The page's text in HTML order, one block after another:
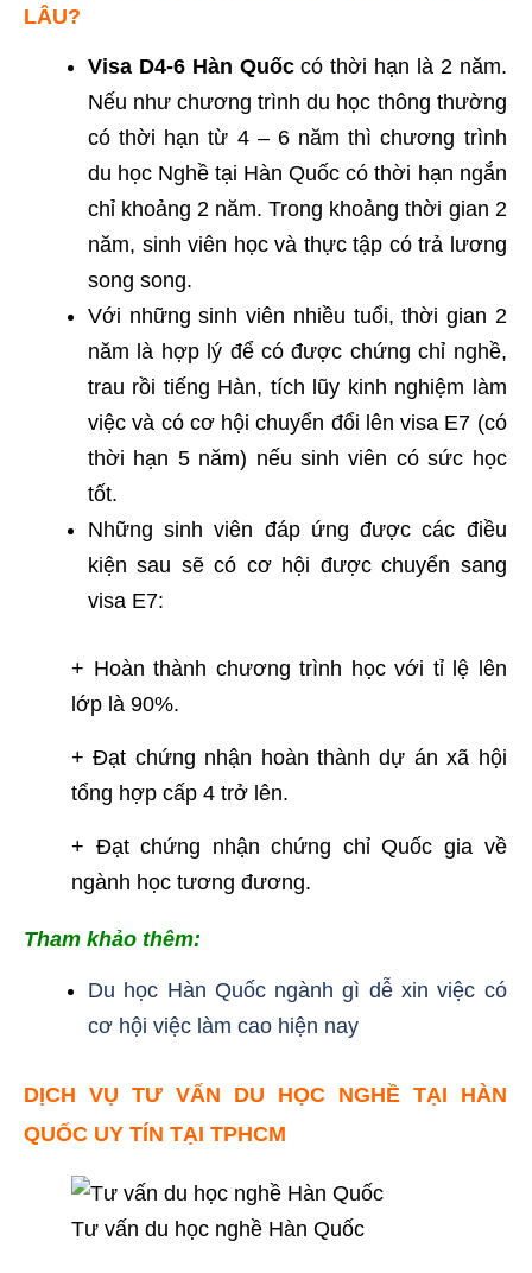
LÂU?
Visa D4-6 Hàn Quốccó thời hạn là 2 năm.
Nếu như chương trình du học thông thường
có thời hạn từ 4 – 6 năm thì chương trình
du học Nghề tại Hàn Quốc có thời hạn ngắn
chỉ khoảng 2 năm. Trong khoảng thời gian 2
năm, sinh viên học và thực tập có trả lương
song song.
Với những sinh viên nhiều tuổi, thời gian 2
năm là hợp lý để có được chứng chỉ nghề,
trau rồi tiếng Hàn, tích lũy kinh nghiệm làm
việc và có cơ hội chuyển đổi lên visa E7 (có
thời hạn 5 năm) nếu sinh viên có sức học
tốt.
Những sinh viên đáp ứng được các điều
kiện sau sẽ có cơ hội được chuyển sang
visa E7:
+ Hoàn thành chương trình học với tỉ lệ lên
lớp là 90%.
+ Đạt chứng nhận hoàn thành dự án xã hội
tổng hợp cấp 4 trở lên.
+ Đạt chứng nhận chứng chỉ Quốc gia về
ngành học tương đương.
Tham khảo thêm:
Du học Hàn Quốc ngành gì dễ xin việc có
cơ hội việc làm cao hiện nay
DỊCH VỤ TƯ VẤN DU HỌC NGHỀ TẠI HÀN
QUỐC UY TÍN TẠI TPHCM
Tư vấn du học nghề Hàn Quốc